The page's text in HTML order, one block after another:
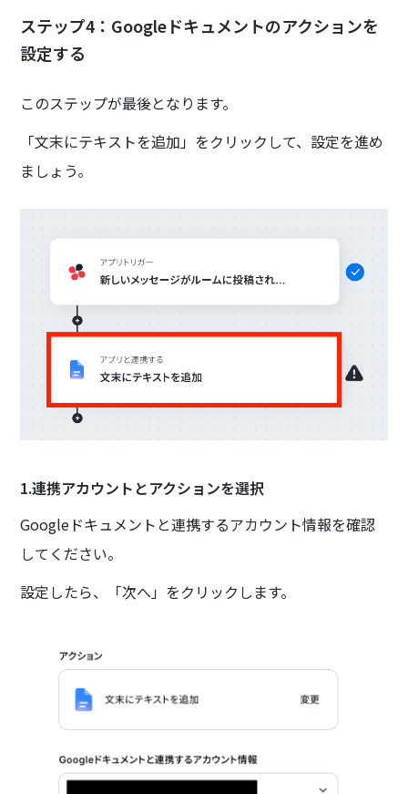
ステップ4：Googleドキュメントのアクションを
設定する
このステップが最後となります。
「文末にテキストを追加」をクリックして、設定を進め
ましょう。
1.連携アカウントとアクションを選択
Googleドキュメントと連携するアカウント情報を確認
してください。
設定したら、「次へ」をクリックします。